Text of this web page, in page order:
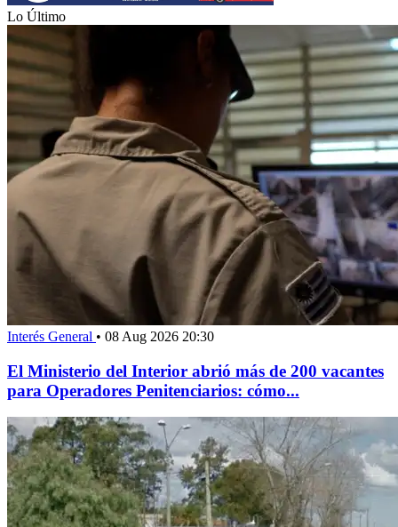
Lo Último
Interés General • 08 Aug 2026 20:30
El Ministerio del Interior abrió más de 200 vacantes
para Operadores Penitenciarios: cómo...